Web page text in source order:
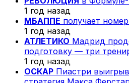
1 год назад
МБАППЕ получает
1 год назад
АТЛЕТИКО Мадрид
подготовку — три
1 год назад
ОСКАР Пиастри